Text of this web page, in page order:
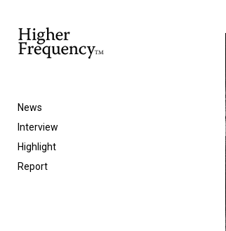
News
Interview
Highlight
Report